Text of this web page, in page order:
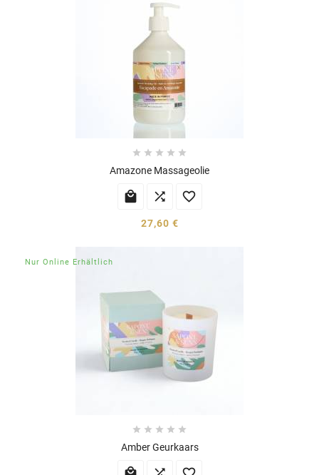
    
Amazone Massageolie
  
27,60 €
Nur Online Erhältlich
    
Amber Geurkaars